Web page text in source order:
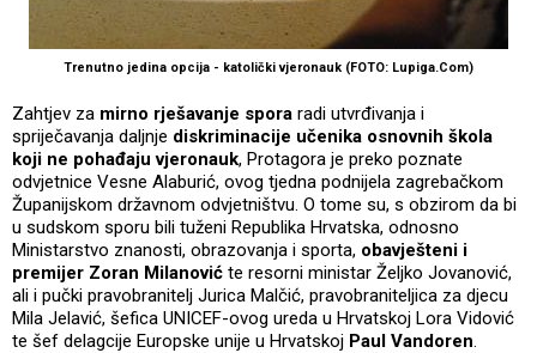
Trenutno jedina opcija - katolički vjeronauk (FOTO: Lupiga.Com)
Zahtjev za mirno rješavanje spora radi utvrđivanja i
spriječavanja daljnje diskriminacije učenika osnovnih škola
koji ne pohađaju vjeronauk, Protagora je preko poznate
odvjetnice Vesne Alaburić, ovog tjedna podnijela zagrebačkom
Županijskom državnom odvjetništvu. O tome su, s obzirom da bi
u sudskom sporu bili tuženi Republika Hrvatska, odnosno
Ministarstvo znanosti, obrazovanja i sporta, obavješteni i
premijer Zoran Milanović te resorni ministar Željko Jovanović,
ali i pučki pravobranitelj Jurica Malčić, pravobraniteljica za djecu
Mila Jelavić, šefica UNICEF-ovog ureda u Hrvatskoj Lora Vidović
te šef delagcije Europske unije u Hrvatskoj Paul Vandoren.